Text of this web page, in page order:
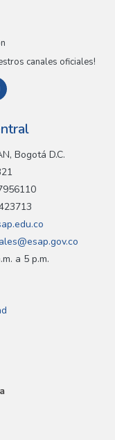
canales oficiales!
Bogotá D.C.
a 5 p.m.